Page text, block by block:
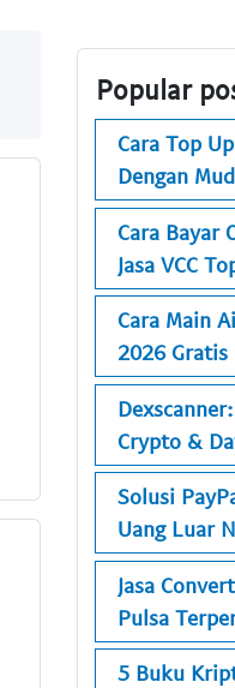
Popular
Cara Top
Dengan
Cara Bayar
Jasa VCC
Cara Main
2026 Gratis
Crypto &
Solusi
Uang Luar
Jasa
Pulsa
5 Buku